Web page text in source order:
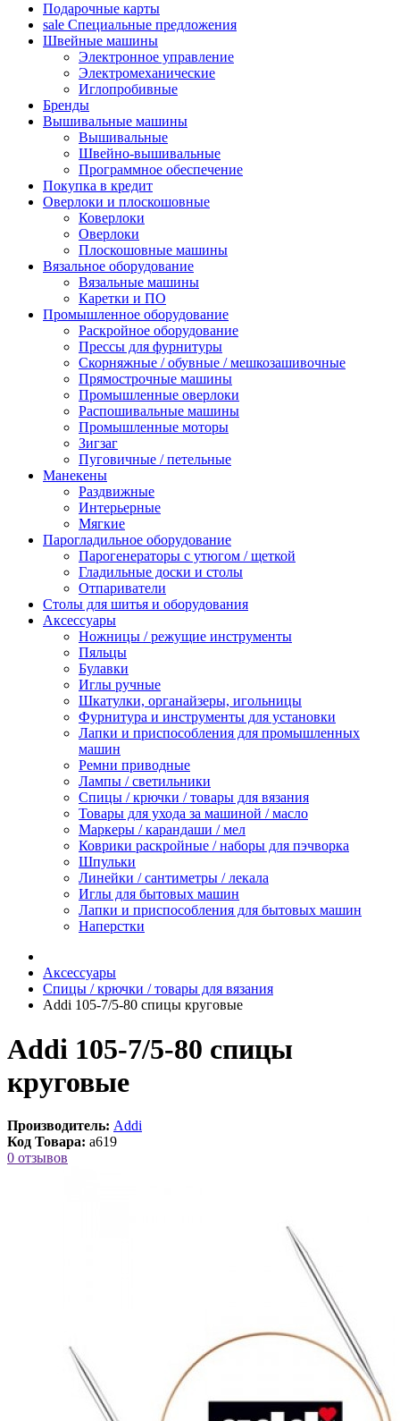
Подарочные карты
sale Специальные предложения
Швейные машины
Электронное управление
Электромеханические
Иглопробивные
Бренды
Вышивальные машины
Вышивальные
Швейно-вышивальные
Программное обеспечение
Покупка в кредит
Оверлоки и плоскошовные
Коверлоки
Оверлоки
Плоскошовные машины
Вязальное оборудование
Вязальные машины
Каретки и ПО
Промышленное оборудование
Раскройное оборудование
Прессы для фурнитуры
Скорняжные / обувные / мешкозашивочные
Прямострочные машины
Промышленные оверлоки
Распошивальные машины
Промышленные моторы
Зигзаг
Пуговичные / петельные
Манекены
Раздвижные
Интерьерные
Мягкие
Парогладильное оборудование
Парогенераторы с утюгом / щеткой
Гладильные доски и столы
Отпариватели
Столы для шитья и оборудования
Аксессуары
Ножницы / режущие инструменты
Пяльцы
Булавки
Иглы ручные
Шкатулки, органайзеры, игольницы
Фурнитура и инструменты для установки
Лапки и приспособления для промышленных
машин
Ремни приводные
Лампы / светильники
Спицы / крючки / товары для вязания
Товары для ухода за машиной / масло
Маркеры / карандаши / мел
Коврики раскройные / наборы для пэчворка
Шпульки
Линейки / сантиметры / лекала
Иглы для бытовых машин
Лапки и приспособления для бытовых машин
Наперстки
Аксессуары
Спицы / крючки / товары для вязания
Addi 105-7/5-80 спицы круговые
Addi 105-7/5-80 спицы
круговые
Производитель: Addi
Код Товара: a619
0 отзывов